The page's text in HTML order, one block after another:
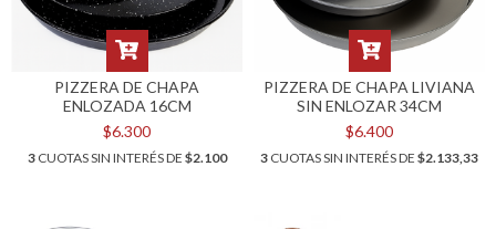
PIZZERA DE CHAPA
ENLOZADA 16CM
$6.300
3CUOTAS SIN INTERÉS DE $2.100
PIZZERA DE CHAPA LIVIANA
SIN ENLOZAR 34CM
$6.400
3 CUOTAS SIN INTERÉS DE $2.133,33